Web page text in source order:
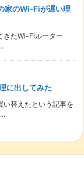
家のWi-Fiが遅い理
きたWi-Fiルーター
に出してみた
替えたという記事を